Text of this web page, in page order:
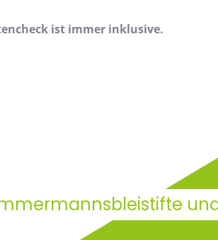
ist immer inklusive.